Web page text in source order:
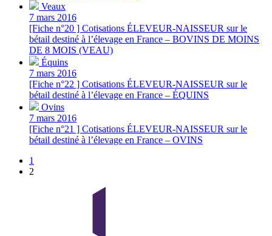
Veaux
7 mars 2016
[Fiche n°20 ] Cotisations ÉLEVEUR-NAISSEUR sur le
bétail destiné à l’élevage en France – BOVINS DE MOINS
DE 8 MOIS (VEAU)
Équins
7 mars 2016
[Fiche n°22 ] Cotisations ÉLEVEUR-NAISSEUR sur le
bétail destiné à l’élevage en France – ÉQUINS
Ovins
7 mars 2016
[Fiche n°21 ] Cotisations ÉLEVEUR-NAISSEUR sur le
bétail destiné à l’élevage en France – OVINS
1
2